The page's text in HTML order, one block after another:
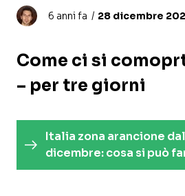
6 anni fa 28 dicembre
Come ci si
– per tre giorni
Italia zona arancione
dicembre: cosa si può